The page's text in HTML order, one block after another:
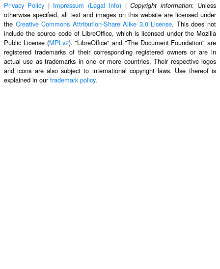
Privacy Policy | Impressum (Legal Info) |Copyright information: Unless
otherwise specified, all text and images on this website are licensed under
the Creative Commons Attribution-Share Alike 3.0 License. This does not
include the source code of LibreOffice, which is licensed under the Mozilla
Public License (MPLv2). "LibreOffice" and "The Document Foundation" are
registered trademarks of their corresponding registered owners or are in
actual use as trademarks in one or more countries. Their respective logos
and icons are also subject to international copyright laws. Use thereof is
explained in ourtrademark policy.